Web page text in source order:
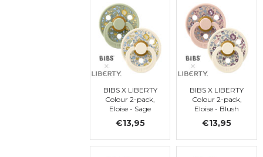
BIBS X LIBERTY
Colour 2-pack,
Eloise - Sage
€13,95
BIBS X LIBERTY
Colour 2-pack,
Eloise - Blush
€13,95